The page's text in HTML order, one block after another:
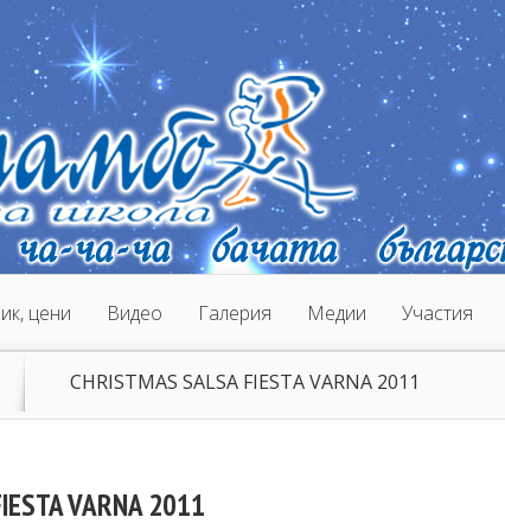
цени Видео Галерия Медии Участия
CHRISTMAS SALSA FIESTA VARNA 2011
VARNA 2011